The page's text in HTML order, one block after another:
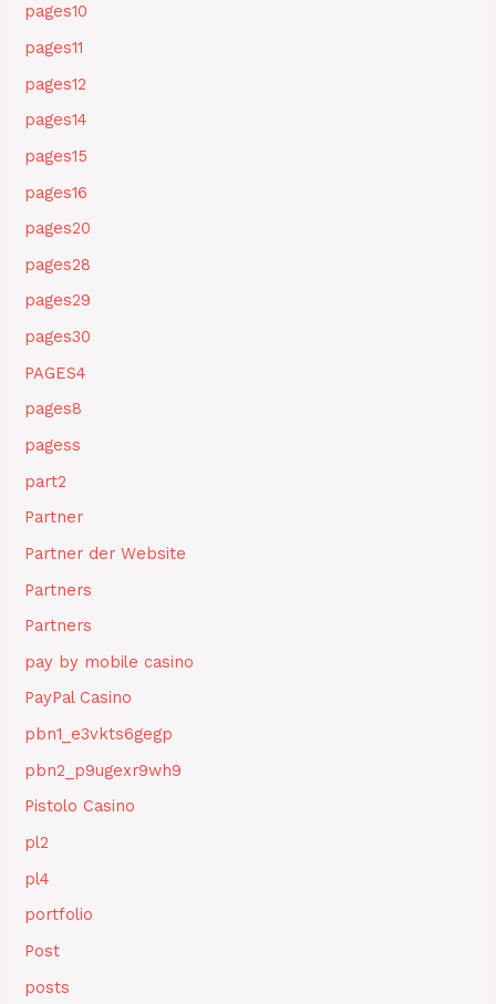
pages10
pages11
pages12
pages14
pages15
pages16
pages20
pages28
pages29
pages30
PAGES4
pages8
pagess
part2
Partner
Partner der Website
Partners
Partners
pay by mobile casino
PayPal Casino
pbn1_e3vkts6gegp
pbn2_p9ugexr9wh9
Pistolo Casino
pl2
pl4
portfolio
Post
posts